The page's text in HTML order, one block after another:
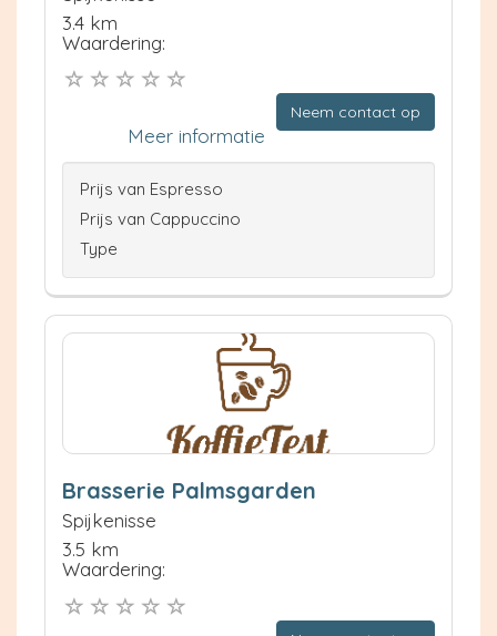
3.4 km
Waardering:
Neem contact op
Meer informatie
Prijs van Espresso
Prijs van Cappuccino
Type
Brasserie Palmsgarden
Spijkenisse
3.5 km
Waardering: